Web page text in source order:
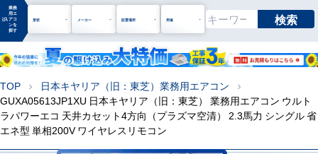
manage_search
業務
用エ
アコ
ンを
探す
形状 メーカー 設置場所 用途 検索
TOP chevron_right 日本キヤリア（旧：東芝）業務用エアコン chevron_right
GUXA05613JP1XU 日本キヤリア（旧：東芝） 業務用エアコン ウルト
ラパワーエコ 天井カセット4方向（プラズマ空清） 2.3馬力 シングル 省
エネ型 単相200V ワイヤレスリモコン